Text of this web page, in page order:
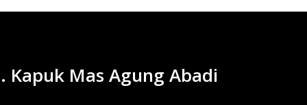
Kapuk Mas Agung Abadi